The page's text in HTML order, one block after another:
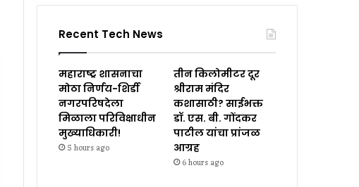
Recent Tech News
महाराष्ट्र शासनाचा
मोठा निर्णय-शिर्डी
नगरपरिषदेला
मिळाला परिविक्षाधीन
मुख्याधिकारी!
5 hours ago
तीन किलोमीटर दूर
श्रीराम मंदिर
कशासाठी? साईभक्त
डॉ. एस. बी. गोंदकर
पाटील यांचा प्रांजळ
आग्रह
6 hours ago